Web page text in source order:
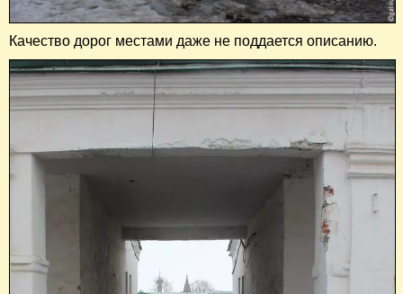
Качество дорог местами даже не поддается описанию.